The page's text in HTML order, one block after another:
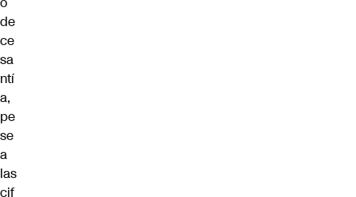
de
ce
sa
ntí
a,
pe
se
a
las
cif